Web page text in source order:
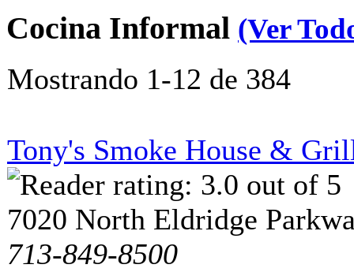
Cocina Informal (Ver
Mostrando 1-12 de 384
Tony's Smoke House &
7020 North Eldridge
713-849-8500